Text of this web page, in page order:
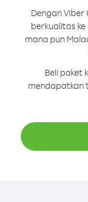
Dengan
berkualitas
mana pun
Beli paket
mendapatkan